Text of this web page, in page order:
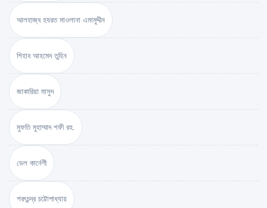
আলহাজ্ব হযরত মাওলানা এমামুদ্দীন
শিহাব আহমেদ তুহিন
জাকারিয়া মাসুদ
মুফতি মুহাম্মাদ শফী রহ.
ডেল কার্নেগী
শরৎচন্দ্র চট্টোপাধ্যায়